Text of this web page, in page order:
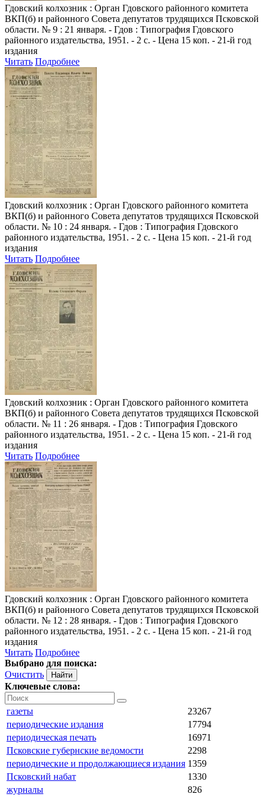
Гдовский колхозник : Орган Гдовского районного комитета
ВКП(б) и районного Совета депутатов трудящихся Псковской
области. № 9 : 21 января. - Гдов : Типография Гдовского
районного издательства, 1951. - 2 с. - Цена 15 коп. - 21-й год
издания
Читать Подробнее
Гдовский колхозник : Орган Гдовского районного комитета
ВКП(б) и районного Совета депутатов трудящихся Псковской
области. № 10 : 24 января. - Гдов : Типография Гдовского
районного издательства, 1951. - 2 с. - Цена 15 коп. - 21-й год
издания
Читать Подробнее
Гдовский колхозник : Орган Гдовского районного комитета
ВКП(б) и районного Совета депутатов трудящихся Псковской
области. № 11 : 26 января. - Гдов : Типография Гдовского
районного издательства, 1951. - 2 с. - Цена 15 коп. - 21-й год
издания
Читать Подробнее
Гдовский колхозник : Орган Гдовского районного комитета
ВКП(б) и районного Совета депутатов трудящихся Псковской
области. № 12 : 28 января. - Гдов : Типография Гдовского
районного издательства, 1951. - 2 с. - Цена 15 коп. - 21-й год
издания
Читать Подробнее
Выбрано для поиска:
Очистить
Ключевые слова:
газеты
23267
периодические издания
17794
периодическая печать
16971
Псковские губернские ведомости
2298
периодические и продолжающиеся издания 1359
Псковский набат
1330
журналы
826